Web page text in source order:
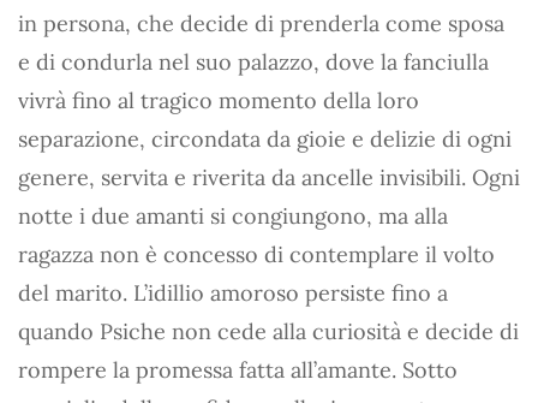
in persona, che decide di prenderla come sposa
e di condurla nel suo palazzo, dove la fanciulla
vivrà fino al tragico momento della loro
separazione, circondata da gioie e delizie di ogni
genere, servita e riverita da ancelle invisibili. Ogni
notte i due amanti si congiungono, ma alla
ragazza non è concesso di contemplare il volto
del marito. L’idillio amoroso persiste fino a
quando Psiche non cede alla curiosità e decide di
rompere la promessa fatta all’amante. Sotto